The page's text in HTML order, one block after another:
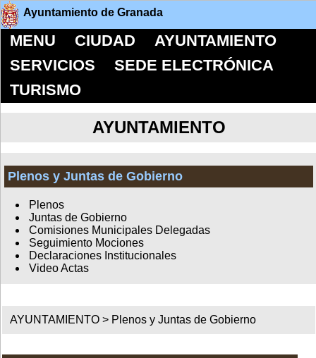
Ayuntamiento de Granada
MENU CIUDAD
AYUNTAMIENTO
SERVICIOS
SEDE ELECTRÓNICA
TURISMO
AYUNTAMIENTO
Plenos y Juntas de Gobierno
Plenos
Juntas de Gobierno
Comisiones Municipales Delegadas
Seguimiento Mociones
Declaraciones Institucionales
Video Actas
AYUNTAMIENTO > Plenos y Juntas de Gobierno